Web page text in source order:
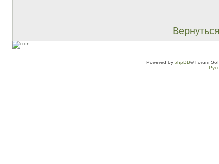
Powered by phpBB® Forum